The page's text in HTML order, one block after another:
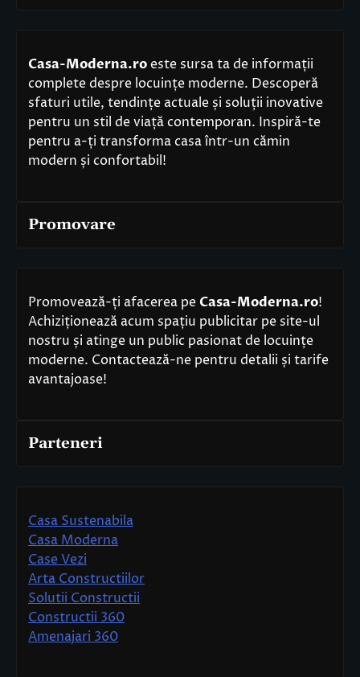
Casa-Moderna.roeste sursa ta de informații
complete despre locuințe moderne. Descoperă
sfaturi utile, tendințe actuale și soluții inovative
pentru un stil de viață contemporan. Inspiră-te
pentru a-ți transforma casa într-un cămin
modern și confortabil!
Promovare
Promovează-ți afacerea pe Casa-Moderna.ro!
Achiziționează acum spațiu publicitar pe site-ul
nostru și atinge un public pasionat de locuințe
moderne. Contactează-ne pentru detalii și tarife
avantajoase!
Parteneri
Casa Sustenabila
Casa Moderna
Case Vezi
Arta Constructiilor
Solutii Constructii
Constructii 360
Amenajari 360